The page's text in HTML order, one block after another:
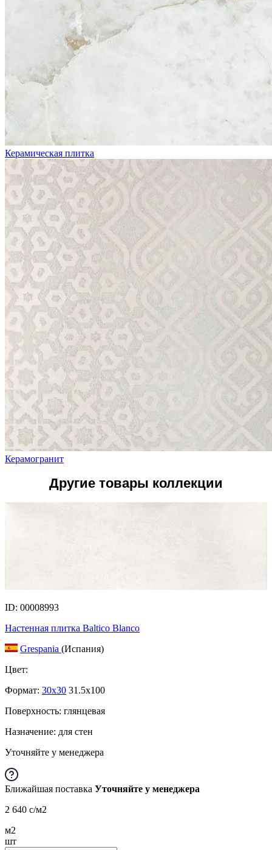
Керамическая плитка
Керамогранит
Другие товары коллекции
ID: 00008993
Настенная плитка Baltico Blanco
Grespania (Испания)
Цвет:
Формат: 30x30 31.5x100
Поверхность: глянцевая
Назначение: для стен
Уточняйте у менеджера
Ближайшая поставка Уточняйте у менеджера
2 640 c/м2
м2
шт